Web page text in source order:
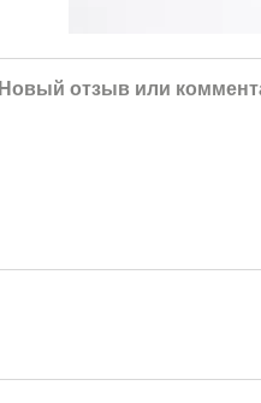
Новый отзыв или